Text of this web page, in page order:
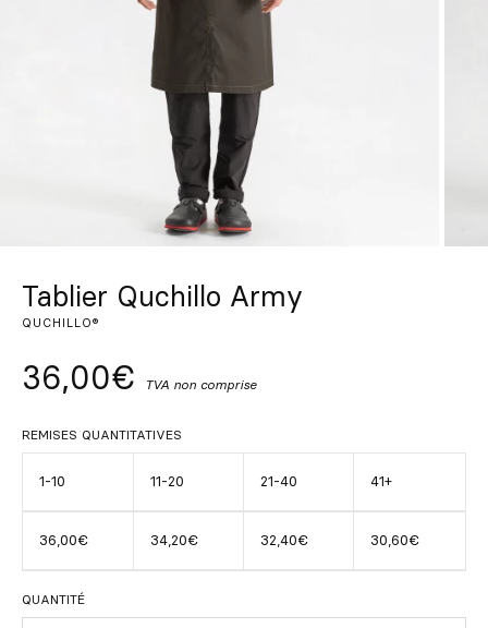
EN
Tablier Quchillo Army
QUCHILLO®
36,00€ TVA non comprise
REMISES QUANTITATIVES
1-10 11-20 21-40 41+
36,00€ 34,20€ 32,40€ 30,60€
QUANTITÉ